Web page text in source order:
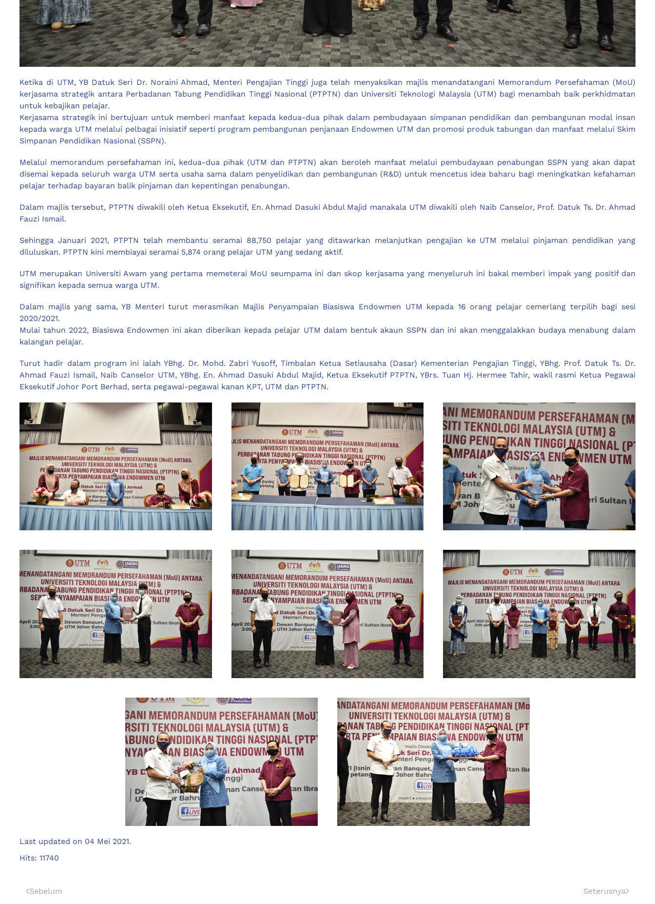
Ketika di UTM, YB Datuk Seri Dr. Noraini Ahmad, Menteri Pengajian Tinggi juga telah menyaksikan majlis menandatangani Memorandum Persefahaman (MoU)
kerjasama strategik antara Perbadanan Tabung Pendidikan Tinggi Nasional (PTPTN) dan Universiti Teknologi Malaysia (UTM) bagi menambah baik perkhidmatan
untuk kebajikan pelajar.
Kerjasama strategik ini bertujuan untuk memberi manfaat kepada kedua-dua pihak dalam pembudayaan simpanan pendidikan dan pembangunan modal insan
kepada warga UTM melalui pelbagai inisiatif seperti program pembangunan penjanaan Endowmen UTM dan promosi produk tabungan dan manfaat melalui Skim
Simpanan Pendidikan Nasional (SSPN).
Melalui memorandum persefahaman ini, kedua-dua pihak (UTM dan PTPTN) akan beroleh manfaat melalui pembudayaan penabungan SSPN yang akan dapat
disemai kepada seluruh warga UTM serta usaha sama dalam penyelidikan dan pembangunan (R&D) untuk mencetus idea baharu bagi meningkatkan kefahaman
pelajar terhadap bayaran balik pinjaman dan kepentingan penabungan.
Dalam majlis tersebut, PTPTN diwakili oleh Ketua Eksekutif, En. Ahmad Dasuki Abdul Majid manakala UTM diwakili oleh Naib Canselor, Prof. Datuk Ts. Dr. Ahmad
Fauzi Ismail.
Sehingga Januari 2021, PTPTN telah membantu seramai 88,750 pelajar yang ditawarkan melanjutkan pengajian ke UTM melalui pinjaman pendidikan yang
diluluskan. PTPTN kini membiayai seramai 5,874 orang pelajar UTM yang sedang aktif.
UTM merupakan Universiti Awam yang pertama memeterai MoU seumpama ini dan skop kerjasama yang menyeluruh ini bakal memberi impak yang positif dan
signifikan kepada semua warga UTM.
Dalam majlis yang sama, YB Menteri turut merasmikan Majlis Penyampaian Biasiswa Endowmen UTM kepada 16 orang pelajar cemerlang terpilih bagi sesi
2020/2021.
Mulai tahun 2022, Biasiswa Endowmen ini akan diberikan kepada pelajar UTM dalam bentuk akaun SSPN dan ini akan menggalakkan budaya menabung dalam
kalangan pelajar.
Turut hadir dalam program ini ialah YBhg. Dr. Mohd. Zabri Yusoff, Timbalan Ketua Setiausaha (Dasar) Kementerian Pengajian Tinggi, YBhg. Prof. Datuk Ts. Dr.
Ahmad Fauzi Ismail, Naib Canselor UTM, YBhg. En. Ahmad Dasuki Abdul Majid, Ketua Eksekutif PTPTN, YBrs. Tuan Hj. Hermee Tahir, wakil rasmi Ketua Pegawai
Eksekutif Johor Port Berhad, serta pegawai-pegawai kanan KPT, UTM dan PTPTN.
Last updated on 04 Mei 2021.
Hits: 11740
Sebelum Seterusnya